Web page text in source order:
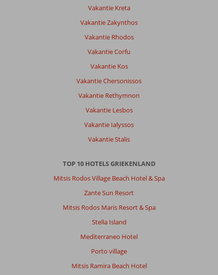
Vakantie Kreta
Vakantie Zakynthos
Vakantie Rhodos
Vakantie Corfu
Vakantie Kos
Vakantie Chersonissos
Vakantie Rethymnon
Vakantie Lesbos
Vakantie Ialyssos
Vakantie Stalis
TOP 10 HOTELS GRIEKENLAND
Mitsis Rodos Village Beach Hotel & Spa
Zante Sun Resort
Mitsis Rodos Maris Resort & Spa
Stella Island
Mediterraneo Hotel
Porto village
Mitsis Ramira Beach Hotel